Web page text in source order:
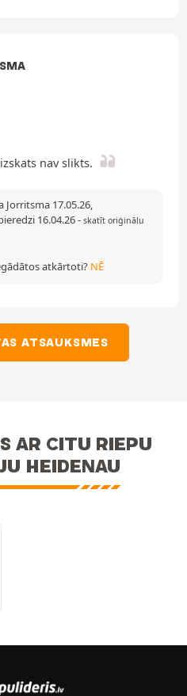
nav slikts.
Jorritsma 17.05.26,
16.04.26- skatīt oriģinālu
atkārtoti? NĒ
ATSAUKSMES
AR CITU RIEPU
HEIDENAU